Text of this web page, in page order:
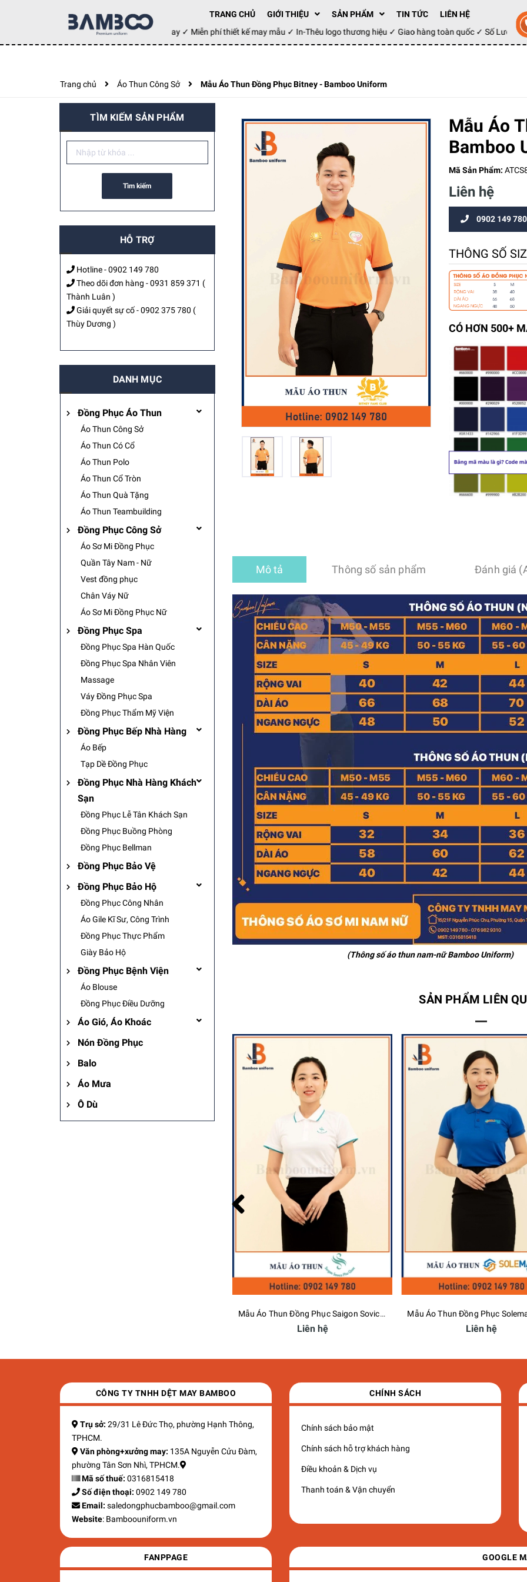
TRANG CHỦ GIỚI THIỆU SẢN PHẨM TIN TỨC
LIÊN HỆ
Đặt hàng hôm nay ✓ Miễn phí thiết kế may mẫu ✓ In-Thêu logo thương hiệu ✓ Giao hàng toàn quốc ✓ Số
Trang chủ Áo Thun Công Sở Mẫu Áo Thun Đồng Phục Bitney - Bamboo Uniform
Mẫu Áo
Bamboo
Mã Sản Phẩm:
Liên hệ
0902 149 780
THÔNG SỐ
CÓ HƠN 500+
Mô tả Thông số sản phẩm Đánh giá
(Thông số áo thun nam-nữ Bamboo Uniform)
SẢN PHẨM LIÊN
Mẫu Áo Thun Đồng Phục Saigon Sovico Phu Quoc - Bamboo Uniform
Liên hệ Liên hệ
TÌM KIẾM SẢN PHẨM
Tìm kiếm
HỖ TRỢ
Hotline -0902 149 780
Theo dõi đơn hàng -0931 859 371 (
Thành Luân )
Giải quyết sự cố -0902 375 780 (
Thùy Dương )
DANH MỤC
Đồng Phục Áo Thun
Áo Thun Công Sở
Áo Thun Có Cổ
Áo Thun Polo
Áo Thun Cổ Tròn
Áo Thun Quà Tặng
Áo Thun Teambuilding
Đồng Phục Công Sở
Áo Sơ Mi Đồng Phục
Quần Tây Nam - Nữ
Vest đồng phục
Chân Váy Nữ
Áo Sơ Mi Đồng Phục Nữ
Đồng Phục Spa
Đồng Phục Spa Hàn Quốc
Đồng Phục Spa Nhân Viên
Massage
Váy Đồng Phục Spa
Đồng Phục Thẩm Mỹ Viện
Đồng Phục Bếp Nhà Hàng
Áo Bếp
Tạp Dề Đồng Phục
Đồng Phục Nhà Hàng Khách
Sạn
Đồng Phục Lễ Tân Khách Sạn
Đồng Phục Buồng Phòng
Đồng Phục Bellman
Đồng Phục Bảo Vệ
Đồng Phục Bảo Hộ
Đồng Phục Công Nhân
Áo Gile Kĩ Sư, Công Trình
Đồng Phục Thực Phẩm
Giày Bảo Hộ
Đồng Phục Bệnh Viện
Áo Blouse
Đồng Phục Điều Dưỡng
Áo Gió, Áo Khoác
Nón Đồng Phục
Balo
Áo Mưa
Ô Dù
CÔNG TY TNHH DỆT MAY BAMBOO
Trụ sở: 29/31 Lê Đức Thọ, phường Hạnh Thông,
TPHCM.
Văn phòng+xưởng may: 135A Nguyễn Cửu Đàm,
phường Tân Sơn Nhì, TPHCM.
Mã số thuế: 0316815418
Số điện thoại: 0902 149 780
Email: saledongphucbamboo@gmail.com
Website: Bamboouniform.vn
CHÍNH SÁCH
Chính sách bảo mật
Chính sách hỗ trợ khách hàng
Điều khoản & Dịch vụ
Thanh toán & Vận chuyển
FANPPAGE GOOGLE